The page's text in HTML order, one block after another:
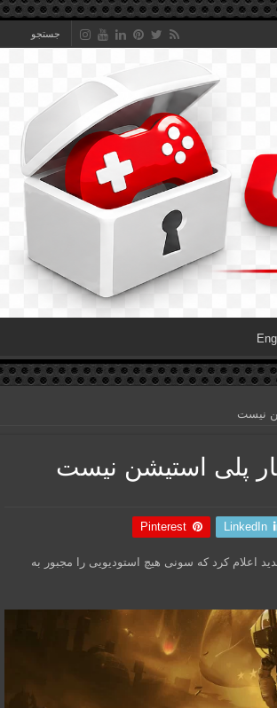
نیست
پلی استیشن نیست
LinkedIn
Pinterest
اعلام کرد که سونی هیچ استودیویی را مجبور به